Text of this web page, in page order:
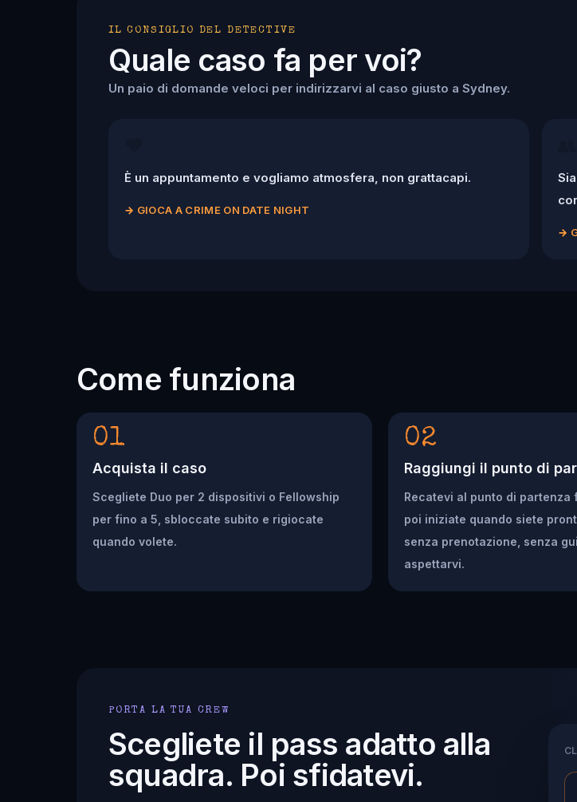
IL CONSIGLIO DEL DETECTIVE
Quale caso fa per voi?
Un paio di domande veloci per indirizzarvi al caso giusto a Sydney.
È un appuntamento e vogliamo atmosfera, non grattacapi.
→ GIOCA A CRIME ON DATE NIGHT
→
Come funziona
01
Acquista il caso
Scegliete Duo per 2 dispositivi o Fellowship
per fino a 5, sbloccate subito e rigiocate
quando volete.
02
Raggiungi il punto di
Recatevi al punto di partenza
poi iniziate quando siete
senza prenotazione, senza
aspettarvi.
PORTA LA TUA CREW
Scegliete il pass adatto alla
squadra. Poi sfidatevi.